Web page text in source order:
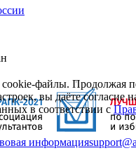
cookie-файлы. Продолжая
вы даёте согласие
в соответствии с
информация